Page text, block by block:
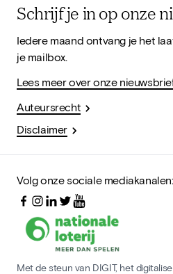
Schrijf je in op onze
Iedere maand ontvang je het
je mailbox.
Lees meer over onze
Auteursrecht
Disclaimer
Volg onze sociale mediakanalen:
Met de steun van DIGIT, het